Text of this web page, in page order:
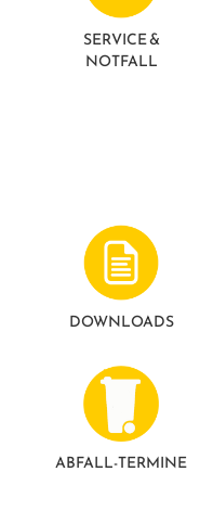
SERVICE &
NOTFALL
DOWNLOADS
ABFALL-TERMINE